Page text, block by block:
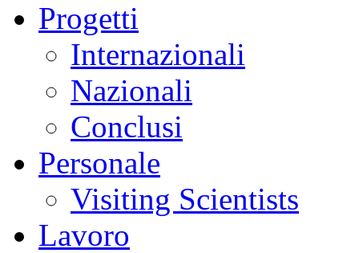
Progetti
Internazionali
Nazionali
Conclusi
Personale
Visiting Scientists
Lavoro